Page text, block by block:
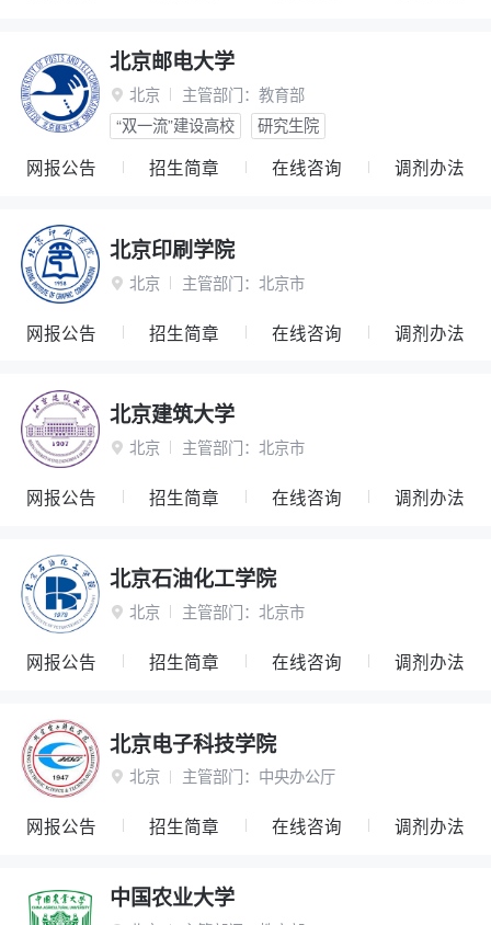
北京邮电大学
 北京 主管部门： 教育部
“双一流”建设高校
研究生院
网报公告 招生简章 在线咨询 调剂办法
北京印刷学院
 北京 主管部门： 北京市
网报公告 招生简章 在线咨询 调剂办法
北京建筑大学
 北京 主管部门： 北京市
网报公告 招生简章 在线咨询 调剂办法
北京石油化工学院
 北京 主管部门： 北京市
网报公告 招生简章 在线咨询 调剂办法
北京电子科技学院
 北京 主管部门： 中央办公厅
网报公告 招生简章 在线咨询 调剂办法
中国农业大学